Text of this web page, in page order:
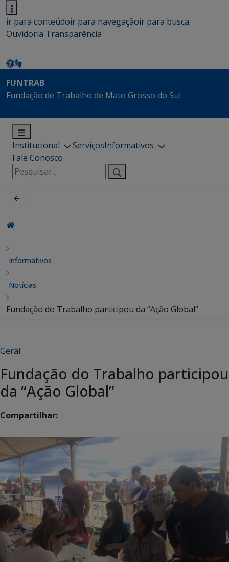
ir para conteúdoir para navegaçãoir para busca
Ouvidoria Transparência
FUNTRAB
Fundação de Trabalho de Mato Grosso do Sul
Institucional ServiçosInformativos
Fale Conosco
Pesquisar
por:
Informativos
Notícias
Fundação do Trabalho participou da “Ação Global”
Geral
Fundação do Trabalho participou
da “Ação Global”
Compartilhar: